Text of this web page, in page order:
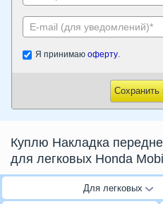
Я принимаю оферту.
Сохранить
Куплю Накладка
для легковых Honda
Для легковых